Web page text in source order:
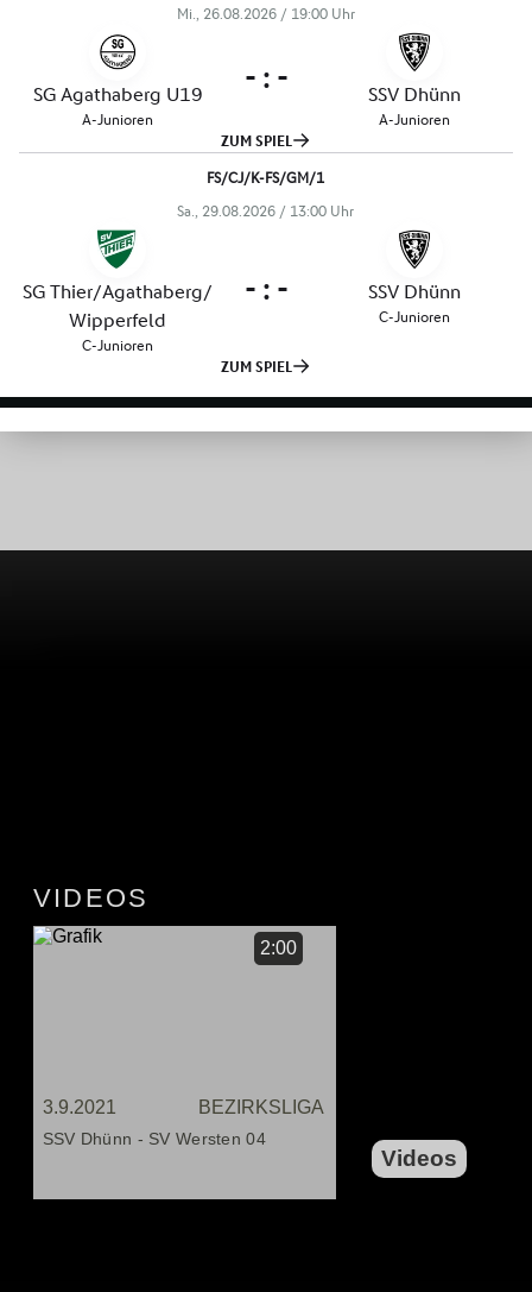
VIDEOS
2:00
3.9.2021 BEZIRKSLIGA
SSV Dhünn - SV Wersten 04
Videos